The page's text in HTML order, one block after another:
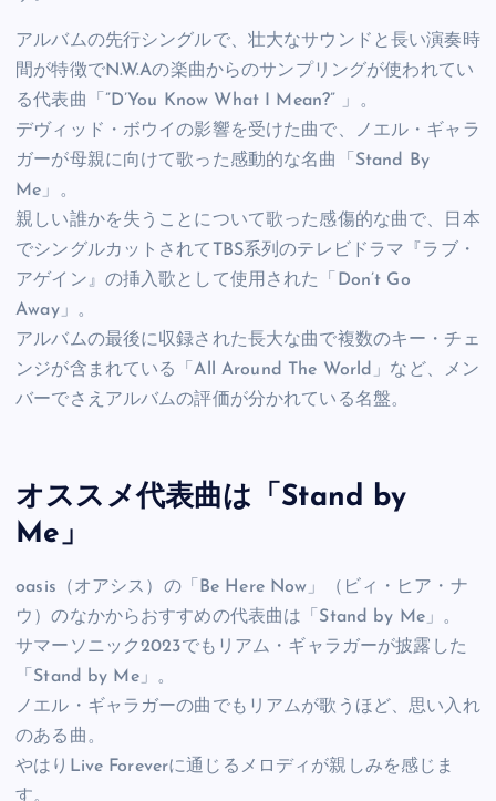
アルバムの先行シングルで、壮大なサウンドと長い演奏時
間が特徴でN.W.Aの楽曲からのサンプリングが使われてい
る代表曲「”D’You Know What I Mean?” 」。
デヴィッド・ボウイの影響を受けた曲で、ノエル・ギャラ
ガーが母親に向けて歌った感動的な名曲「Stand By
Me」。
親しい誰かを失うことについて歌った感傷的な曲で、日本
でシングルカットされてTBS系列のテレビドラマ『ラブ・
アゲイン』の挿入歌として使用された「Don’t Go
Away」。
アルバムの最後に収録された長大な曲で複数のキー・チェ
ンジが含まれている「All Around The World」など、メン
バーでさえアルバムの評価が分かれている名盤。
オススメ代表曲は「Stand by
Me」
oasis（オアシス）の「Be Here Now」（ビィ・ヒア・ナ
ウ）のなかからおすすめの代表曲は「Stand by Me」。
サマーソニック2023でもリアム・ギャラガーが披露した
「Stand by Me」。
ノエル・ギャラガーの曲でもリアムが歌うほど、思い入れ
のある曲。
やはりLive Foreverに通じるメロディが親しみを感じま
す。